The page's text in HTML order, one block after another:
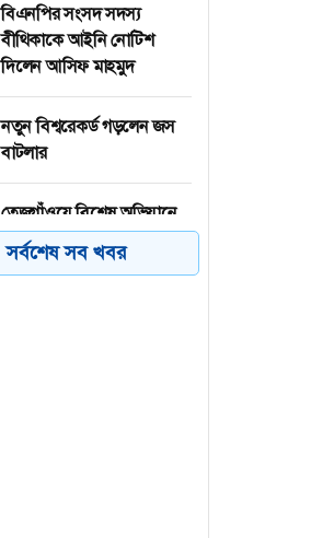
বিএনপির সংসদ সদস্য
বীথিকাকে আইনি নোটিশ
দিলেন আসিফ মাহমুদ
নতুন বিশ্বরেকর্ড গড়লেন জস
বাটলার
তেজগাঁওয়ে বিশেষ অভিযানে
গ্রেফতার ৫৬
সর্বশেষ সব খবর